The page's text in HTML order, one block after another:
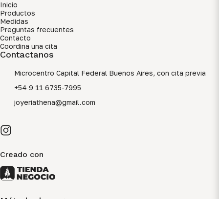
Inicio
Productos
Medidas
Preguntas frecuentes
Contacto
Coordina una cita
Contactanos
Microcentro Capital Federal Buenos Aires, con cita previa
+54 9 11 6735-7995
joyeriathena@gmail.com
Creado con